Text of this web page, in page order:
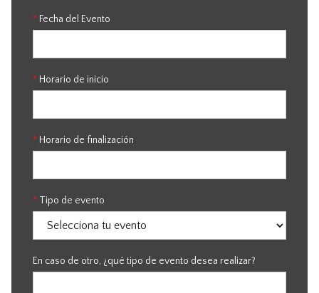
* Fecha del Evento
* Horario de inicio
* Horario de finalización
* Tipo de evento
En caso de otro, ¿qué tipo de evento desea realizar?